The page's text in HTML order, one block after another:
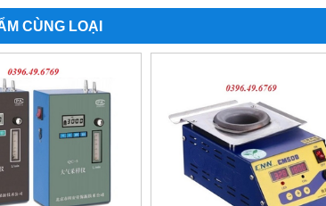
CÙNG LOẠI